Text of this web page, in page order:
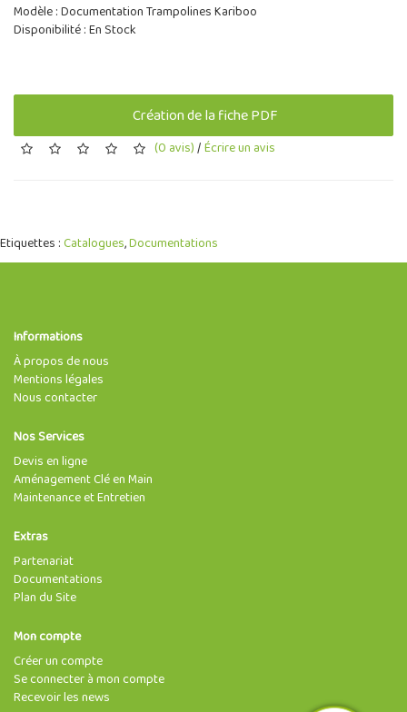
Modèle : Documentation Trampolines Kariboo
Disponibilité : En Stock
Création de la fiche PDF
(0 avis)/Écrire un avis
Etiquettes :Catalogues,Documentations
Informations
À propos de nous
Mentions légales
Nous contacter
Nos Services
Devis en ligne
Aménagement Clé en Main
Maintenance et Entretien
Extras
Partenariat
Documentations
Plan du Site
Mon compte
Créer un compte
Se connecter à mon compte
Recevoir les news